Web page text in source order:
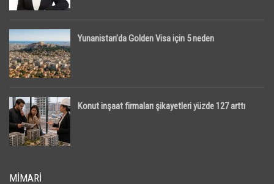
Yunanistan’da Golden Visa için 5 neden
Konut inşaat firmaları şikayetleri yüzde 127 arttı
MIMARI